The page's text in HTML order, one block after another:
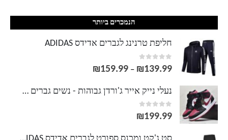
הנמכרים ביותר
חליפת טרנינג לגברים אדידס ADIDAS
0
out of 5
₪139.99
–
₪159.99
נעלי נייק אייר ג'ורדן גבוהות - נשים גברים NIKE AIR JORDAN
0
out of 5
₪199.99